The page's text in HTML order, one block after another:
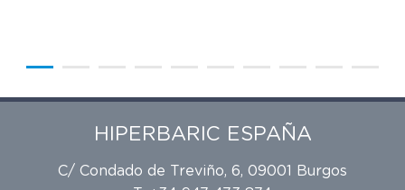
HIPERBARIC ESPAÑA
C/ Condado de Treviño, 6, 09001 Burgos